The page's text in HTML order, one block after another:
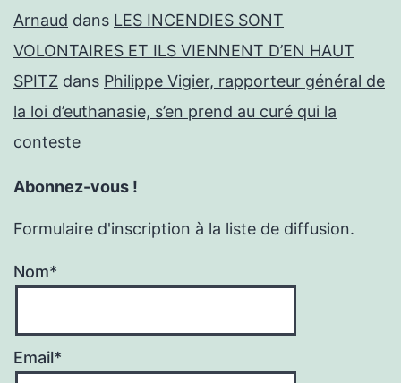
Arnaud dans LES INCENDIES SONT
VOLONTAIRES ET ILS VIENNENT D’EN HAUT
SPITZ dans Philippe Vigier, rapporteur général de
la loi d’euthanasie, s’en prend au curé qui la
conteste
Abonnez-vous !
Formulaire d'inscription à la liste de diffusion.
Nom*
Email*